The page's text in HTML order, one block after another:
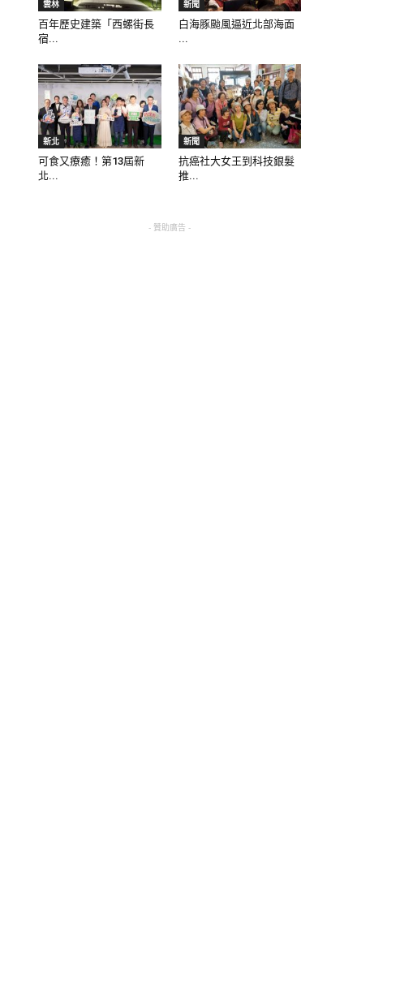
雲林
百年歷史建築「西螺街長
宿...
新聞
白海豚颱風逼近北部海面
...
新北
可食又療癒！第13屆新
北...
新聞
抗癌社大女王到科技銀髮
推...
- 贊助廣告 -